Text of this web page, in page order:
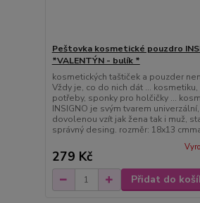
Peštovka kosmetické pouzdro
*VALENTÝN - bulík *
kosmetických taštiček a pouzder
Vždy je, co do nich dát ...
potřeby, sponky pro holčičky ...
INSIGNO je svým tvarem
dovolenou vzít jak žena tak i muž,
správný desing. rozměr: 18x13
279 Kč
Přidat do